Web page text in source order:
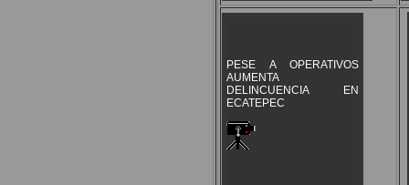
PESE A OPERATIVOS
AUMENTA
DELINCUENCIA EN
ECATEPEC